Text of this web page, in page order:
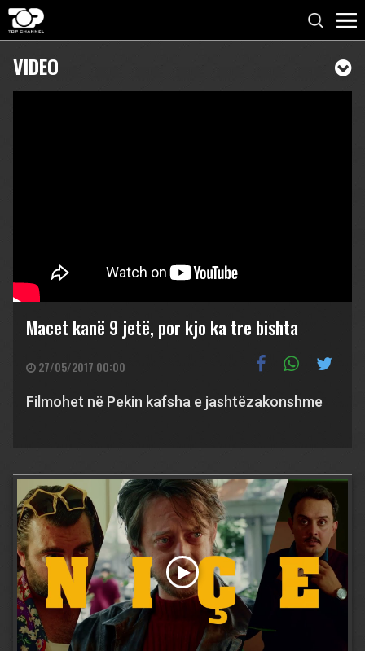
VIDEO
Macet kanë 9 jetë, por kjo ka tre bishta
27/05/2017 00:00
Filmohet në Pekin kafsha e jashtëzakonshme